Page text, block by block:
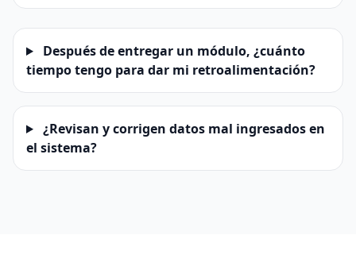
Después de entregar un módulo, ¿cuánto
tiempo tengo para dar mi retroalimentación?
¿Revisan y corrigen datos mal ingresados en
el sistema?